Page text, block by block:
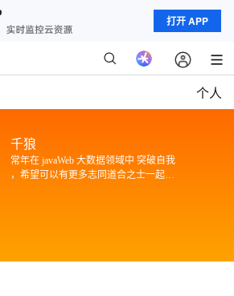
打开 APP
个人
千狼
常年在 javaWeb 大数据领域中 突破自我
，希望可以有更多志同道合之士一起交